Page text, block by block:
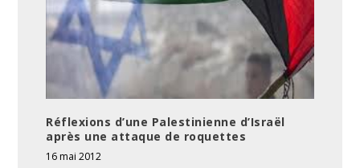
Réflexions d’une Palestinienne d’Israël
après une attaque de roquettes
16 mai 2012